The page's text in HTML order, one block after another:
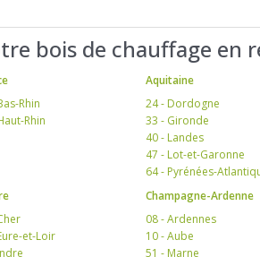
bois de chauffage en
Rhin
Rhin
Aquitaine
24 - Dordogne
33 - Gironde
40 - Landes
47 - Lot-et-Garonne
64 - Pyrénées-
et-Loir
Champagne-Ardenne
08 - Ardennes
10 - Aube
51 - Marne